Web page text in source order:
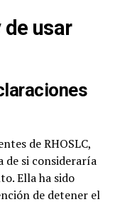
de usar
de RHOSLC,
de si consideraría
Ella ha sido
de detener el